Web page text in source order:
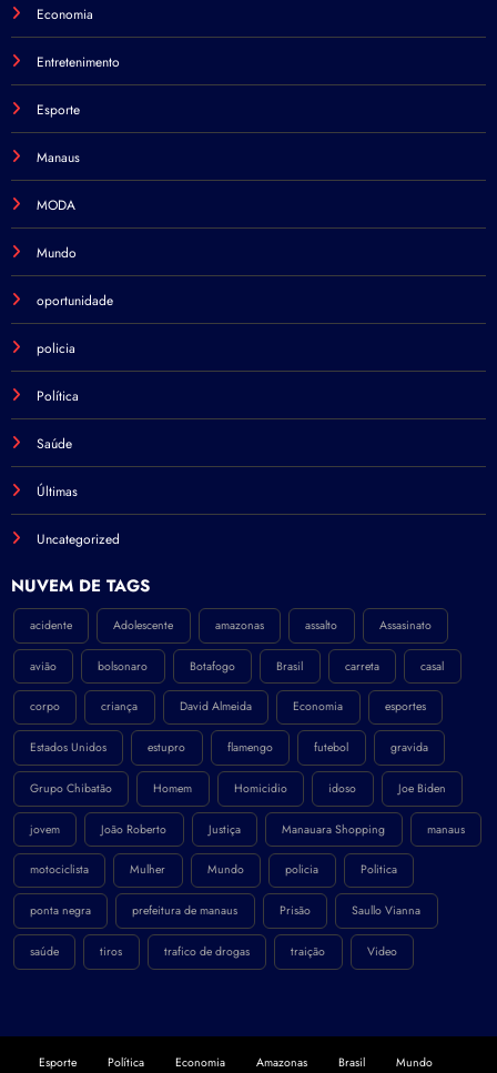
Economia
Entretenimento
Esporte
Manaus
MODA
Mundo
oportunidade
policia
Política
Saúde
Últimas
Uncategorized
NÚVEM DE TAGS
acidente Adolescente amazonas assalto Assasinato
avião bolsonaro Botafogo Brasil carreta casal
corpo criança David Almeida Economia esportes
Estados Unidos estupro flamengo futebol gravida
Grupo Chibatão Homem Homicidio idoso Joe Biden
jovem João Roberto Justiça Manauara Shopping manaus
motociclista Mulher Mundo policia Politica
ponta negra prefeitura de manaus Prisão Saullo Vianna
saúde tiros trafico de drogas traição Video
Esporte Política Economia Amazonas Brasil Mundo